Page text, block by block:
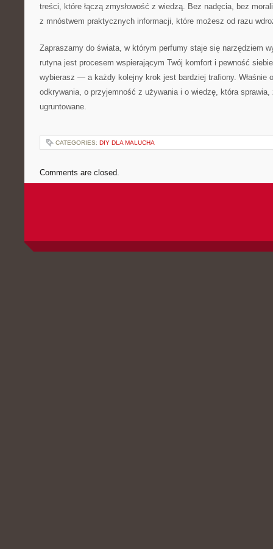
treści, które łączą zmysłowość z wiedzą. Bez nadęcia, bez
z mnóstwem praktycznych informacji, które możesz od razu
Zapraszamy do świata, w którym perfumy staje się narzędziem
rutyna jest procesem wspierającym Twój komfort i pewność
wybierasz — a każdy kolejny krok jest bardziej trafiony. Właśnie
odkrywania, o przyjemność z używania i o wiedzę, która
ugruntowane.
CATEGORIES: DIY DLA MALUCHA
Comments are closed.